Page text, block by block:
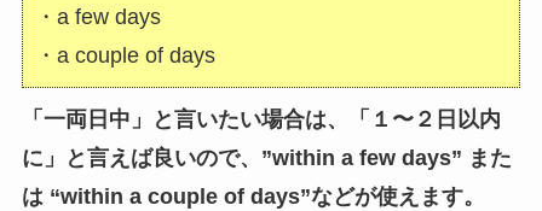
・a few days
・a couple of days
「一両日中」と言いたい場合は、「１〜２日以内
に」と言えば良いので、”within a few days” また
は “within a couple of days”などが使えます。